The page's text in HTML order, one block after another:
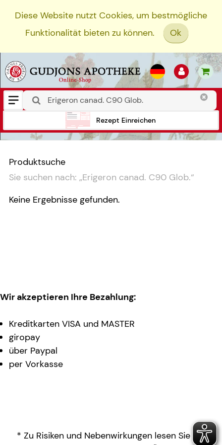
Diese Website nutzt Cookies, um bestmögliche
Funktionalität bieten zu können.
Ok
Rezept Einreichen
Produktsuche
Sie suchen nach: „Erigeron canad. C90 Glob.“
Keine Ergebnisse gefunden.
Wir akzeptieren Ihre Bezahlung:
Kreditkarten VISA und MASTER
giropay
über Paypal
per Vorkasse
* Zu Risiken und Nebenwirkungen lesen Sie die